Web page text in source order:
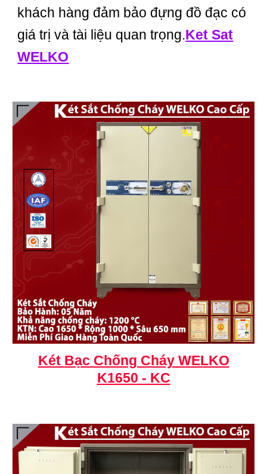
khách hàng đảm bảo đựng đồ đạc có
giá trị và tài liệu quan trọng.Ket Sat
WELKO
Két Bạc Chống Cháy WELKO
K1650 - KC